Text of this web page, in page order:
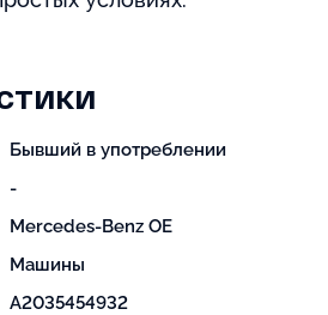
Бывший в употреблении
-
Mercedes-Benz OE
Машины
A2035454932